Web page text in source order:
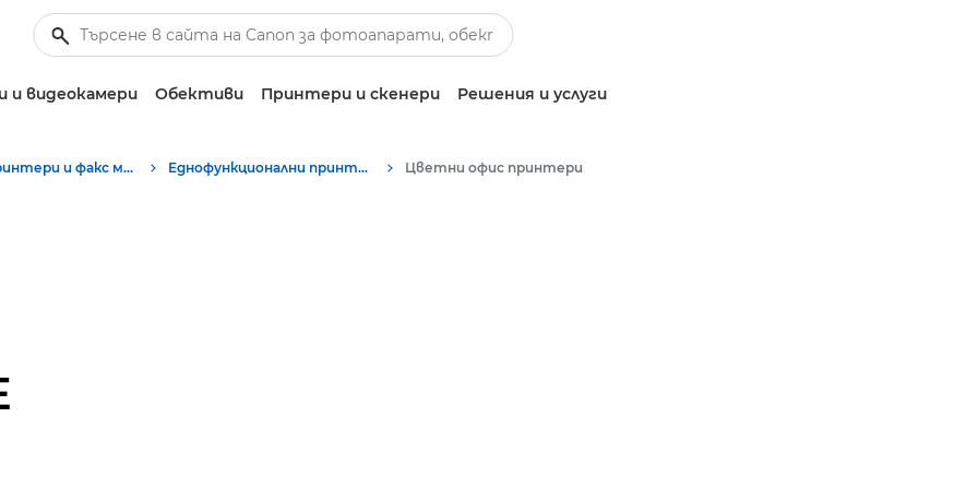
видеокамери Обективи Принтери и скенери Решения и услуги
Бизнес принтери и факс машини Еднофункционални принтери Цветни офис принтери